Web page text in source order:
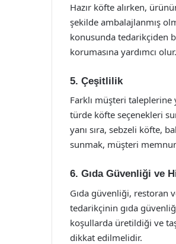
Hazır köfte alırken,
şekilde ambalajlanmış
konusunda tedarikçiden
korumasına yardımcı olur.
5. Çeşitlilik
Farklı müşteri
türde köfte seçenekleri
yanı sıra, sebzeli köfte,
sunmak, müşteri
6. Gıda Güvenliği ve
Gıda güvenliği, restoran
tedarikçinin gıda
koşullarda üretildiği ve
dikkat edilmelidir.